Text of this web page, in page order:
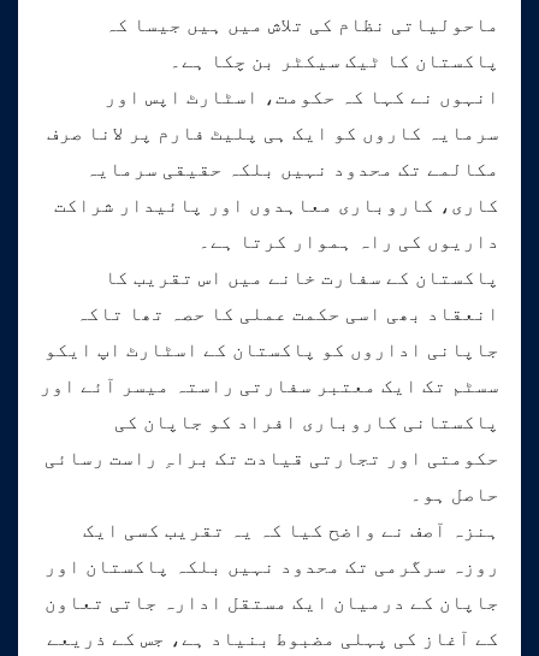
ماحولیاتی نظام کی تلاش میں ہیں جیسا کہ
پاکستان کا ٹیک سیکٹر بن چکا ہے۔
انہوں نے کہا کہ حکومت، اسٹارٹ اپس اور
سرمایہ کاروں کو ایک ہی پلیٹ فارم پر لانا صرف
مکالمے تک محدود نہیں بلکہ حقیقی سرمایہ
کاری، کاروباری معاہدوں اور پائیدار شراکت
داریوں کی راہ ہموار کرتا ہے۔
پاکستان کے سفارت خانے میں اس تقریب کا
انعقاد بھی اسی حکمت عملی کا حصہ تھا تاکہ
جاپانی اداروں کو پاکستان کے اسٹارٹ اپ ایکو
سسٹم تک ایک معتبر سفارتی راستہ میسر آئے اور
پاکستانی کاروباری افراد کو جاپان کی
حکومتی اور تجارتی قیادت تک براہِ راست رسائی
حاصل ہو۔
ہنزہ آصف نے واضح کیا کہ یہ تقریب کسی ایک
روزہ سرگرمی تک محدود نہیں بلکہ پاکستان اور
جاپان کے درمیان ایک مستقل ادارہ جاتی تعاون
کے آغاز کی پہلی مضبوط بنیاد ہے، جس کے ذریعے